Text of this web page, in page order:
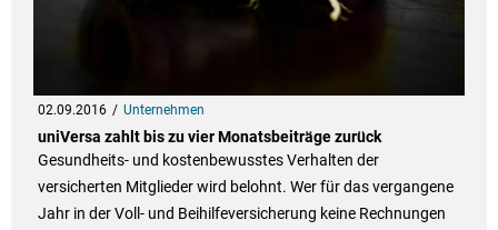
02.09.2016 Unternehmen
uniVersa zahlt bis zu vier Monatsbeiträge zurück
Gesundheits- und kostenbewusstes Verhalten der
versicherten Mitglieder wird belohnt. Wer für das vergangene
Jahr in der Voll- und Beihilfeversicherung keine Rechnungen